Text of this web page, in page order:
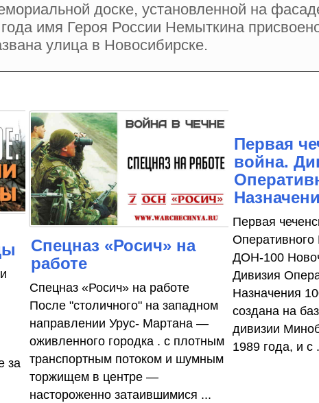
доске, установленной на
имя Героя России Немыткина
улица в Новосибирске.
за
Спецназ «Росич» на
работе
Спецназ «Росич» на работе
После "столичного" на западном
направлении Урус- Мартана —
оживленного го­родка . с плотным
тран­спортным потоком и шумным
торжищем в центре —
настороженно затаившимися ...
Первая
война.
Первая
Оперативного
ДОН-100
Дивизия
Назначения
создана на
дивизии
1989 года, и с